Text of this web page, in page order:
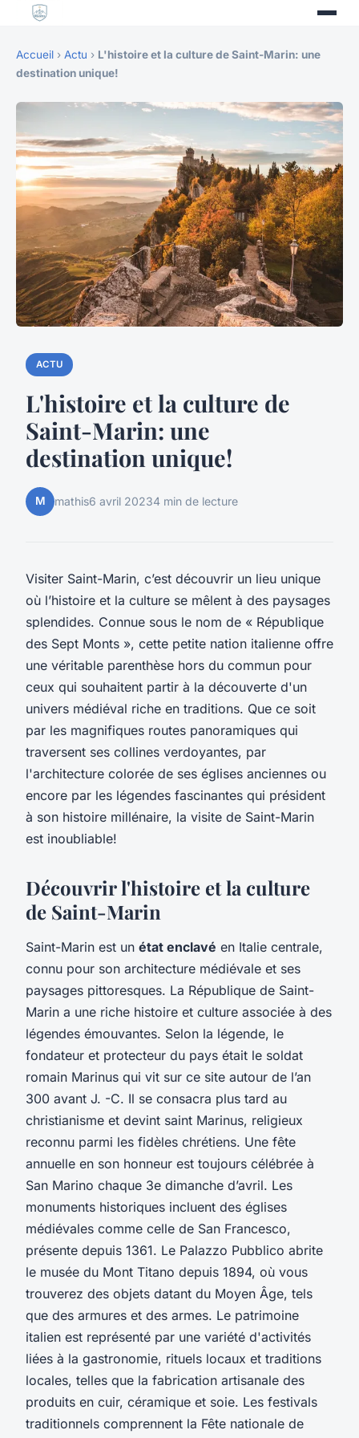
Accueil › Actu › L'histoire et la culture de Saint-Marin: une
destination unique!
ACTU
L'histoire et la culture de
Saint-Marin: une
destination unique!
M mathis6 avril 20234 min de lecture
Visiter Saint-Marin, c’est découvrir un lieu unique
où l’histoire et la culture se mêlent à des paysages
splendides. Connue sous le nom de « République
des Sept Monts », cette petite nation italienne offre
une véritable parenthèse hors du commun pour
ceux qui souhaitent partir à la découverte d'un
univers médiéval riche en traditions. Que ce soit
par les magnifiques routes panoramiques qui
traversent ses collines verdoyantes, par
l'architecture colorée de ses églises anciennes ou
encore par les légendes fascinantes qui président
à son histoire millénaire, la visite de Saint-Marin
est inoubliable!
Découvrir l'histoire et la culture
de Saint-Marin
Saint-Marin est un état enclavé en Italie centrale,
connu pour son architecture médiévale et ses
paysages pittoresques. La République de Saint-
Marin a une riche histoire et culture associée à des
légendes émouvantes. Selon la légende, le
fondateur et protecteur du pays était le soldat
romain Marinus qui vit sur ce site autour de l’an
300 avant J. -C. Il se consacra plus tard au
christianisme et devint saint Marinus, religieux
reconnu parmi les fidèles chrétiens. Une fête
annuelle en son honneur est toujours célébrée à
San Marino chaque 3e dimanche d’avril. Les
monuments historiques incluent des églises
médiévales comme celle de San Francesco,
présente depuis 1361. Le Palazzo Pubblico abrite
le musée du Mont Titano depuis 1894, où vous
trouverez des objets datant du Moyen Âge, tels
que des armures et des armes. Le patrimoine
italien est représenté par une variété d'activités
liées à la gastronomie, rituels locaux et traditions
locales, telles que la fabrication artisanale des
produits en cuir, céramique et soie. Les festivals
traditionnels comprennent la Fête nationale de